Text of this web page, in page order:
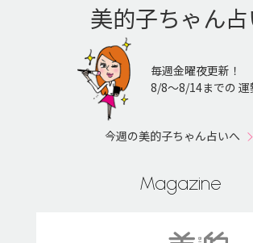
美的子ちゃん
毎週金曜夜更新！
8/8〜8/14までの 運
今週の美的子ちゃん占いへ
Magazine